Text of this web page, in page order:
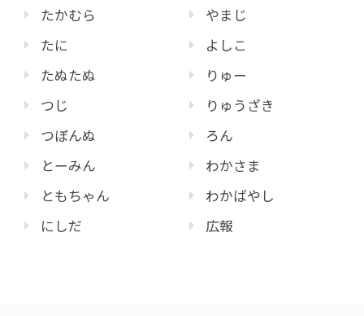
たかむら
たに
たぬたぬ
つじ
つぼんぬ
とーみん
ともちゃん
にしだ
やまじ
よしこ
りゅー
りゅうざき
ろん
わかさま
わかばやし
広報